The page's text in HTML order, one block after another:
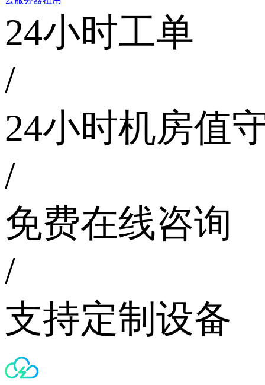
24小时工单
/
24小时机房值
/
免费在线咨询
/
支持定制设备